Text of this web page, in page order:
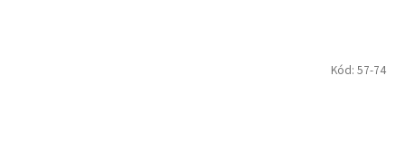
Kód: 57-74